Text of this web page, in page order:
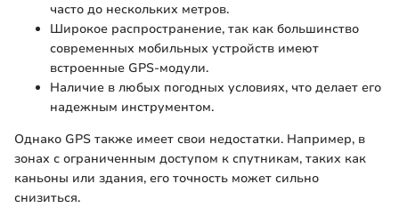
часто до нескольких метров.
Широкое распространение, так как большинство
современных мобильных устройств имеют
встроенные GPS-модули.
Наличие в любых погодных условиях, что делает его
надежным инструментом.
Однако GPS также имеет свои недостатки. Например, в
зонах с ограниченным доступом к спутникам, таких как
каньоны или здания, его точность может сильно
снизиться.